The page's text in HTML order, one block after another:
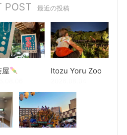
POST 最近の投稿
屋 Itozu Yoru Zoo